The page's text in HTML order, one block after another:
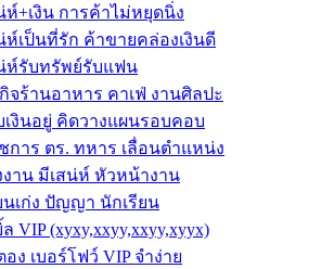
น่ห์+เงิน การค้าไม่หยุดนิ่ง
น่ห์เป็นที่รัก ค้าขายคล่องเงินดี
น่ห์รับทรัพย์รับแฟน
กิจร้านอาหาร คาเฟ่ งานศิลปะ
บเงินอยู่ คิดวางแผนรอบคอบ
ชการ ตร. ทหาร เลื่อนตำแหน่ง
งงาน มีเสน่ห์ หัวหน้างาน
ยนเก่ง ปัญญา นักเรียน
VIP (xyxy,xxyy,xxyy,xyyx)
อง เบอร์โฟว์ VIP จำง่าย